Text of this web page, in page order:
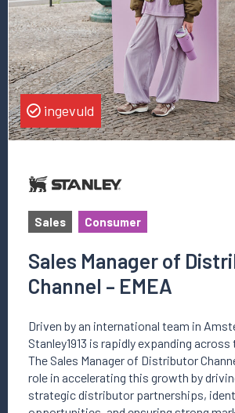
Manager
of
Distributor
Channel
–
EMEA ingevuld
Sales Consumer
Sales Manager of
Channel – EMEA
Driven by an international team in
Stanley1913 is rapidly expanding
The Sales Manager of Distributor
role in accelerating this growth by
strategic distributor partnerships,